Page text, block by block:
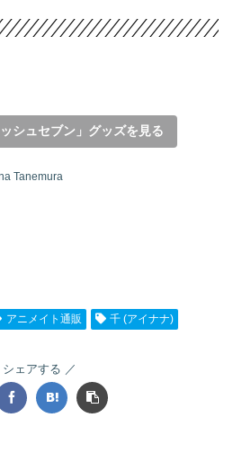
シュセブン」グッズを見る
Tanemura
アニメイト通販 千 (アイナナ)
シェアする